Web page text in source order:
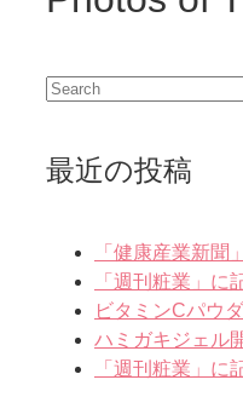
Search
最近の投稿
「健康産業新聞
「週刊粧業」に
ビタミンCパウ
ハミガキジェル
「週刊粧業」に